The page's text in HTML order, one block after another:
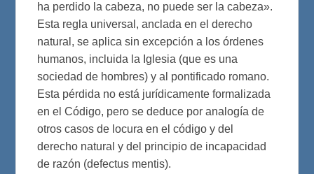
ha perdido la cabeza, no puede ser la cabeza».
Esta regla universal, anclada en el derecho
natural, se aplica sin excepción a los órdenes
humanos, incluida la Iglesia (que es una
sociedad de hombres) y al pontificado romano.
Esta pérdida no está jurídicamente formalizada
en el Código, pero se deduce por analogía de
otros casos de locura en el código y del
derecho natural y del principio de incapacidad
de razón (defectus mentis).